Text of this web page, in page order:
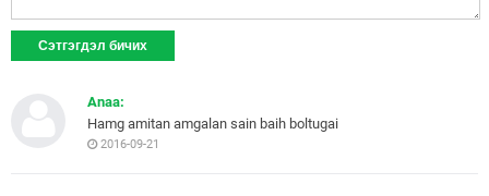
Anaa:
Hamg amitan amgalan sain baih boltugai
2016-09-21